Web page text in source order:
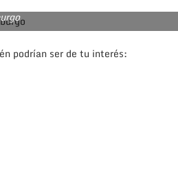
podrían ser de tu interés: